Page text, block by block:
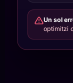
Un sol
optimitzi